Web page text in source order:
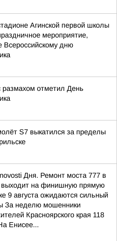
Агинской первой школы
мероприятие,
Всероссийскому дню
размахом отметил День
S7 выкатился за пределы
Дня. Ремонт моста 777 в
выходит на финишную прямую
9 августа ожидаются сильный
За неделю мошенники
Красноярского края 118
Енисее...